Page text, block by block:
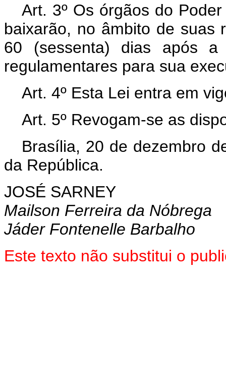
Art. 3º Os órgãos do
baixarão, no âmbito de suas
60 (sessenta) dias após
regulamentares para sua
Art. 4º Esta Lei entra em
Art. 5º Revogam-se as
Brasília, 20 de dezembro
da República.
JOSÉ SARNEY
Mailson Ferreira da Nóbrega
Jáder Fontenelle Barbalho
Este texto não substitui o